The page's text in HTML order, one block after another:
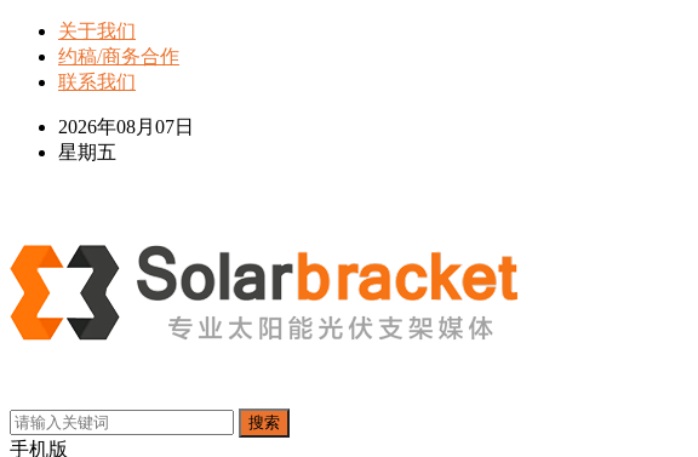
关于我们
约稿/商务合作
联系我们
2026年08月07日
星期五
搜索
手机版